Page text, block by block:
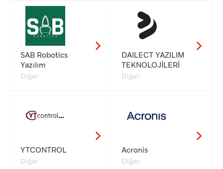
SAB Robotics
Yazılım
Diğer
DAILECT YAZILIM
TEKNOLOJİLERİ
Diğer
YTCONTROL
Diğer
Acronis
Diğer